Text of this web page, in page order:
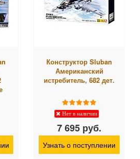
Конструктор Sluban
Американский
истребитель, 682 дет.
Нет в наличии
7 695 руб.
Узнать о поступлении